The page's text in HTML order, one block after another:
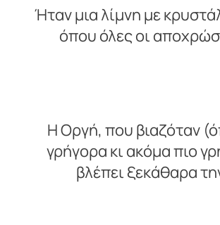
Ήταν μια λίμνη με
όπου όλες οι
Η Οργή, που βιαζόταν
γρήγορα κι ακόμα πιο
βλέπει ξεκάθαρα